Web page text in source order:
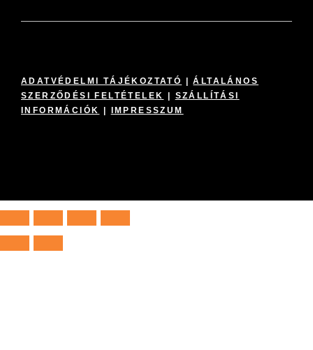
ADATVÉDELMI TÁJÉKOZTATÓ |ÁLTALÁNOS
SZERZŐDÉSI FELTÉTELEK
SZÁLLÍTÁSI
INFORMÁCIÓK
IMPRESSZUM